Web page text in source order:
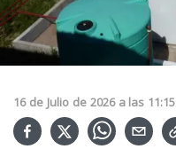
16 de Julio de 2026 a las 11:15